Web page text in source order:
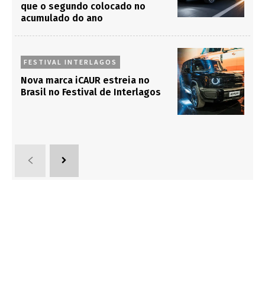
que o segundo colocado no
acumulado do ano
FESTIVAL INTERLAGOS
Nova marca iCAUR estreia no
Brasil no Festival de Interlagos